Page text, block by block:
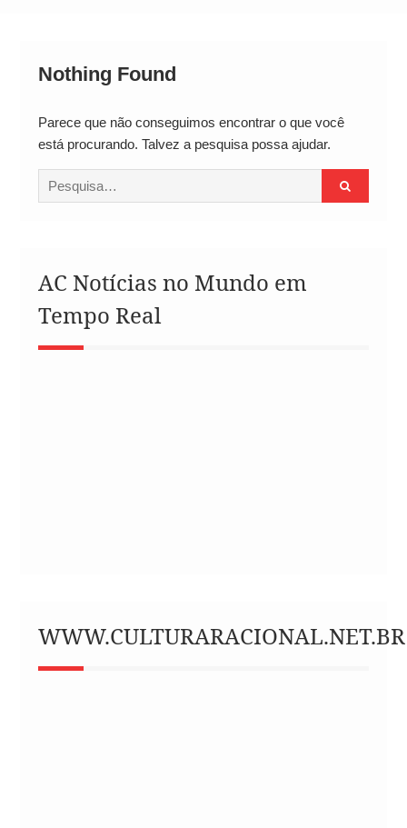
Nothing Found
Parece que não conseguimos encontrar o que você
está procurando. Talvez a pesquisa possa ajudar.
Procurar
por:
AC Notícias no Mundo em
Tempo Real
WWW.CULTURARACIONAL.NET.BR